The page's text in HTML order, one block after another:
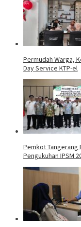
Permudah Warga,
Day Service KTP-el
Pemkot Tangerang
Pengukuhan IPSM